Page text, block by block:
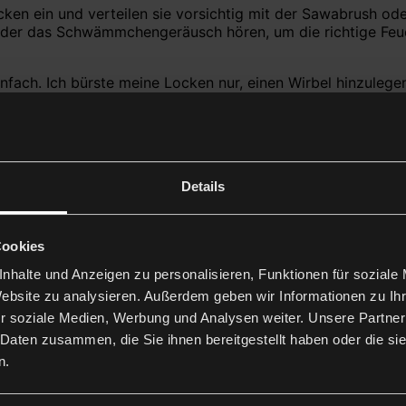
Details
und Anzeigen zu personalisieren, Funktionen für soziale
zu analysieren. Außerdem geben wir Informationen zu
soziale Medien, Werbung und Analysen weiter. Unsere
zusammen, die Sie ihnen bereitgestellt haben oder die
ein und verteilen sie vorsichtig mit der Sawabrush
das Schwämmchengeräusch hören, um die richtige
Ich bürste meine Locken nur, einen Wirbel
Es liegt an dir, herauszufinden, womit du gerne
auf Facebook oder Instagram von @curlscontrol.official.
♥
mehr ohne ihn leben. Er verleiht meinen Locken
Sie mit dem Auftragen am Haaransatz. Versuchen